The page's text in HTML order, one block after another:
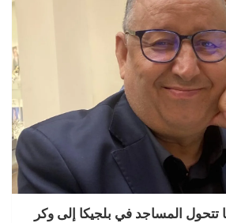
تتحول المساجد في بلجيكا إلى وكر